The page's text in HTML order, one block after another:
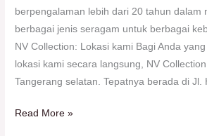
berpengalaman lebih dari 20 tahun dalam
berbagai jenis seragam untuk berbagai
NV Collection: Lokasi kami Bagi Anda
lokasi kami secara langsung, NV
Tangerang selatan. Tepatnya berada di
Read More »